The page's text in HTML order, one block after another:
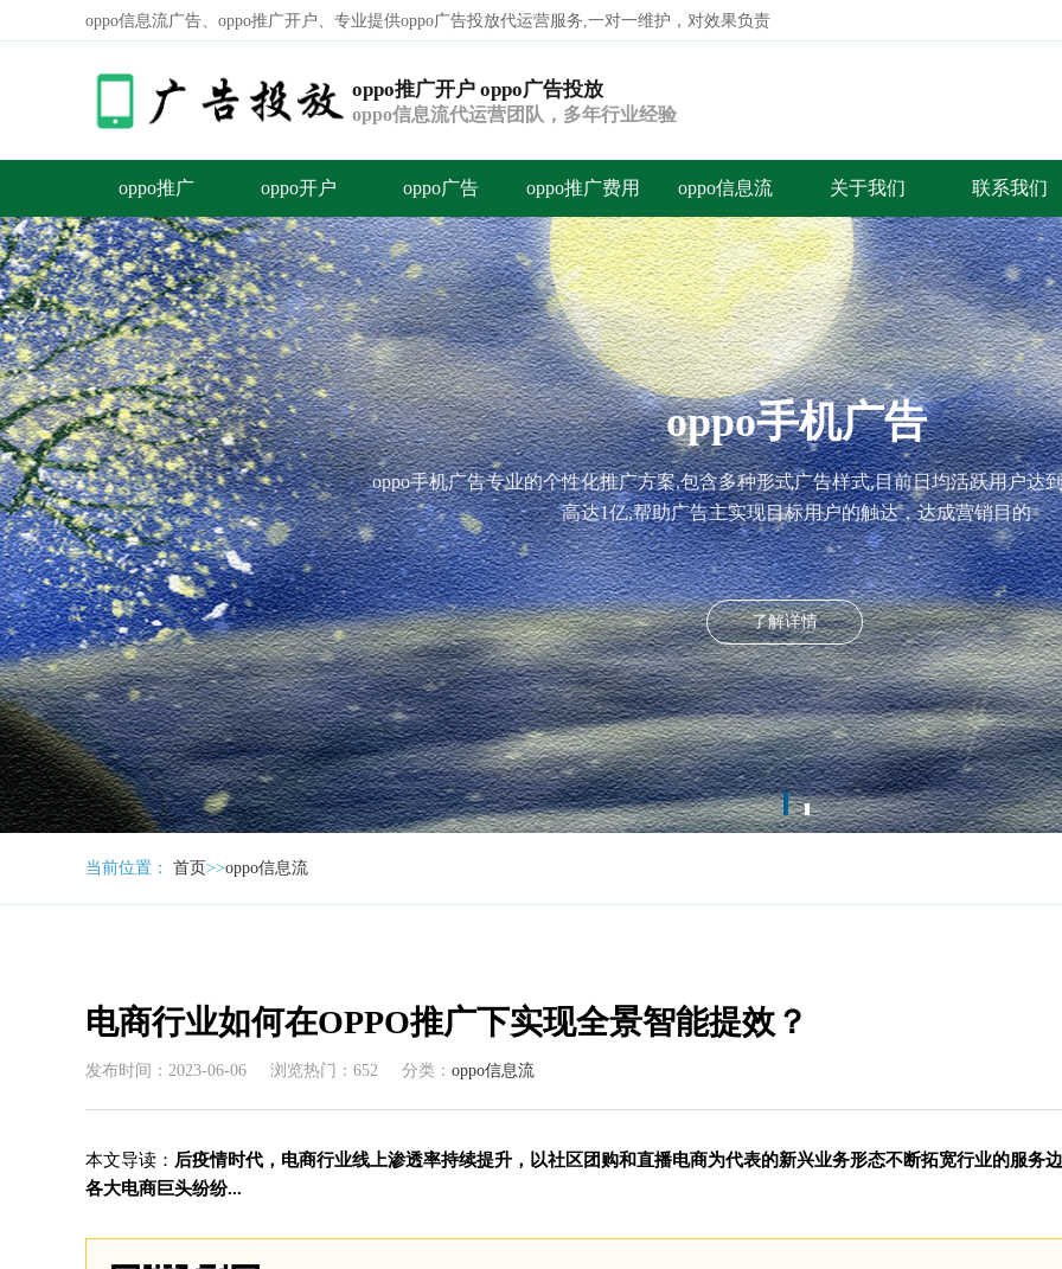
oppo信息流广告、oppo推广开户、专业提供oppo广告投放代运营服务,一对一维护，对效果负责
oppo推广开户 oppo广告投放
oppo信息流代运营团队，多年行业经验
oppo推广 oppo开户 oppo广告 oppo推广费用 oppo信息流 关于我们 联系我们
oppo广告投放代运营
oppo开户，oppo推广，oppo信息流广告，oppo广告投放，oppo广告开
了解详情
当前位置： 首页>>oppo信息流
效？
电商行业如何在OPPO推广下实现全景智能提效？
发布时间：2023-06-06 浏览热门：652 分类： oppo信息流
本文导读： 后疫情时代，电商行业线上渗透率持续提升，以社区团购和直播电商为代表的新兴业务形态不断拓宽行业的服务
各大电商巨头纷纷...